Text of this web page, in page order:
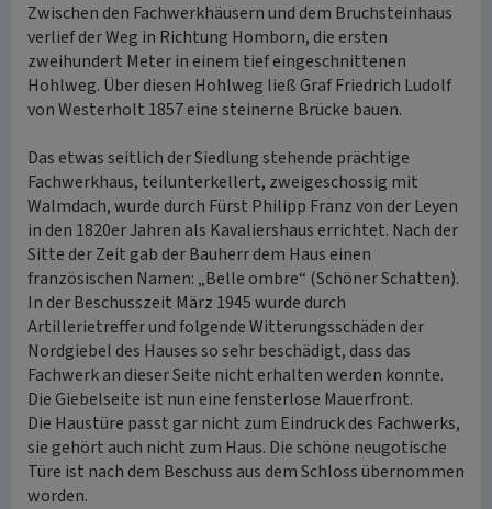
Zwischen den Fachwerkhäusern und dem Bruchsteinhaus
verlief der Weg in Richtung Homborn, die ersten
zweihundert Meter in einem tief eingeschnittenen
Hohlweg. Über diesen Hohlweg ließ Graf Friedrich Ludolf
von Westerholt 1857 eine steinerne Brücke bauen.
Das etwas seitlich der Siedlung stehende prächtige
Fachwerkhaus, teilunterkellert, zweigeschossig mit
Walmdach, wurde durch Fürst Philipp Franz von der Leyen
in den 1820er Jahren als Kavaliershaus errichtet. Nach der
Sitte der Zeit gab der Bauherr dem Haus einen
französischen Namen: „Belle ombre“ (Schöner Schatten).
In der Beschusszeit März 1945 wurde durch
Artillerietreffer und folgende Witterungsschäden der
Nordgiebel des Hauses so sehr beschädigt, dass das
Fachwerk an dieser Seite nicht erhalten werden konnte.
Die Giebelseite ist nun eine fensterlose Mauerfront.
Die Haustüre passt gar nicht zum Eindruck des Fachwerks,
sie gehört auch nicht zum Haus. Die schöne neugotische
Türe ist nach dem Beschuss aus dem Schloss übernommen
worden.